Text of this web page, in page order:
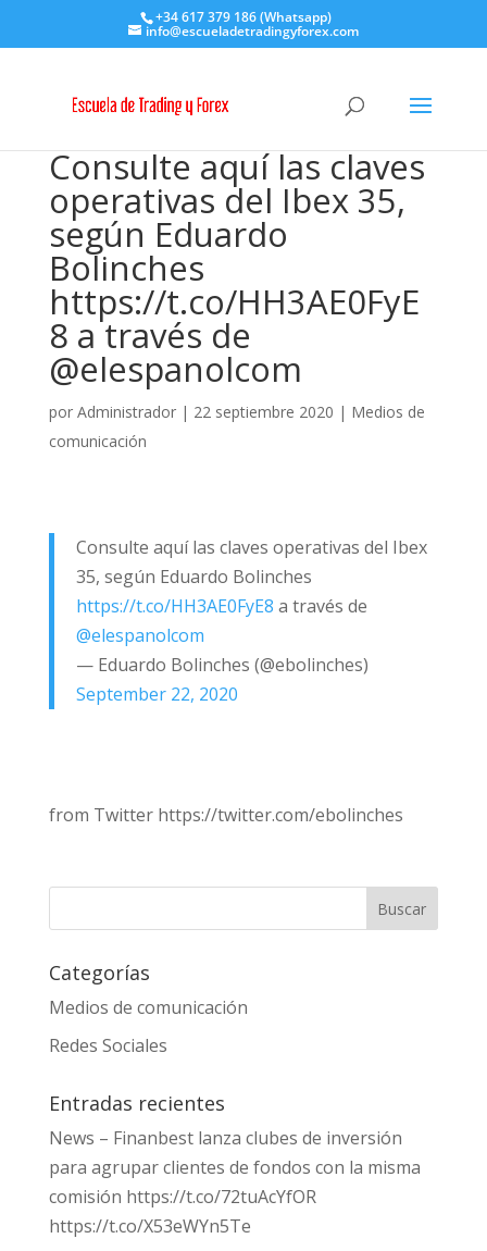
+34 617 379 186 (Whatsapp)
info@escueladetradingyforex.com
Consulte aquí las claves
operativas del Ibex 35,
según Eduardo
Bolinches
https://t.co/HH3AE0FyE
8 a través de
@elespanolcom
por Administrador| 22 septiembre 2020 | Medios de
comunicación
Consulte aquí las claves operativas del Ibex
35, según Eduardo Bolinches
https://t.co/HH3AE0FyE8 a través de
@elespanolcom
— Eduardo Bolinches (@ebolinches)
September 22, 2020
from Twitter https://twitter.com/ebolinches
Categorías
Medios de comunicación
Redes Sociales
Entradas recientes
News – Finanbest lanza clubes de inversión
para agrupar clientes de fondos con la misma
comisión https://t.co/72tuAcYfOR
https://t.co/X53eWYn5Te